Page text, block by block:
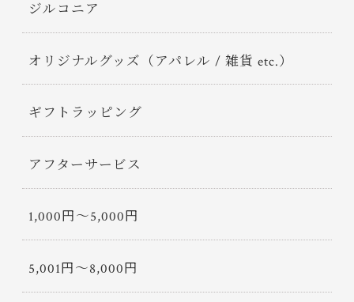
ジルコニア
オリジナルグッズ（アパレル / 雑貨 etc.）
ギフトラッピング
アフターサービス
1,000円〜5,000円
5,001円〜8,000円